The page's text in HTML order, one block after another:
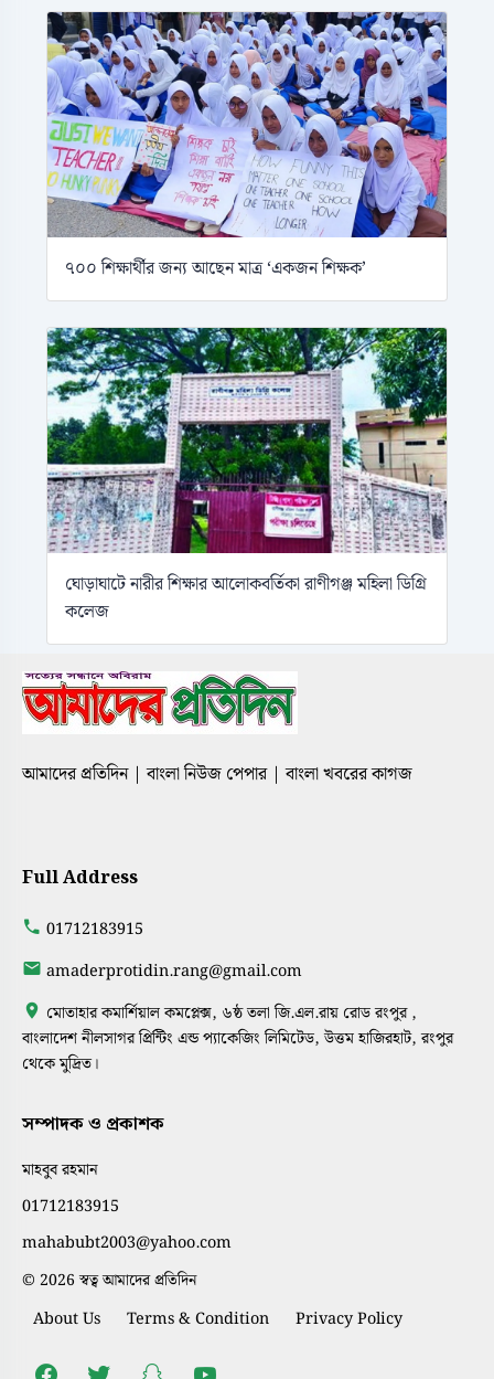
৭০০ শিক্ষার্থীর জন্য আছেন মাত্র ‘একজন শিক্ষক’
ঘোড়াঘাটে নারীর শিক্ষার আলোকবর্তিকা রাণীগঞ্জ মহিলা ডিগ্রি
কলেজ
আমাদের প্রতিদিন | বাংলা নিউজ পেপার | বাংলা খবরের কাগজ
Full Address
01712183915
amaderprotidin.rang@gmail.com
মোতাহার কমার্শিয়াল কমপ্লেক্স, ৬ষ্ঠ তলা জি.এল.রায় রোড রংপুর ,
বাংলাদেশ নীলসাগর প্রিন্টিং এন্ড প্যাকেজিং লিমিটেড, উত্তম হাজিরহাট, রংপুর
থেকে মুদ্রিত।
সম্পাদক ও প্রকাশক
মাহবুব রহমান
01712183915
mahabubt2003@yahoo.com
© 2026 স্বত্ব আমাদের প্রতিদিন
About Us Terms & Condition Privacy Policy